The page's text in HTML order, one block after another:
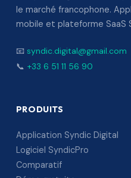
le marché francophone.
mobile et plateforme SaaS
📧 syndic.digital@gmail.com
📞 +33 6 51 11 56 90
PRODUITS
Application Syndic Digital
Logiciel SyndicPro
Comparatif